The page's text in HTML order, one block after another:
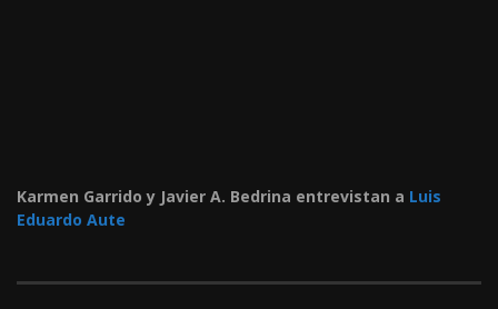
Karmen Garrido y Javier A. Bedrina entrevistan a Luis
Eduardo Aute